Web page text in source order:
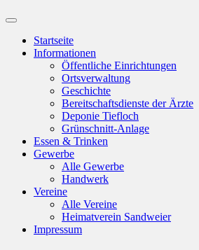
Suchfeld
ein-/ausblenden
Startseite
Informationen
Öffentliche Einrichtungen
Ortsverwaltung
Geschichte
Bereitschaftsdienste der Ärzte
Deponie Tiefloch
Grünschnitt-Anlage
Essen & Trinken
Gewerbe
Alle Gewerbe
Handwerk
Vereine
Alle Vereine
Heimatverein Sandweier
Impressum